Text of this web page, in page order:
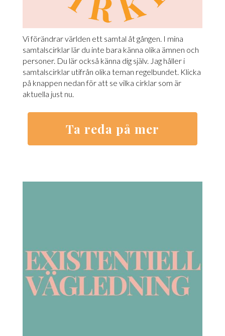
Vi förändrar världen ett samtal åt gången. I mina
samtalscirklar lär du inte bara känna olika ämnen och
personer. Du lär också känna dig själv. Jag håller i
samtalscirklar utifrån olika teman regelbundet. Klicka
på knappen nedan för att se vilka cirklar som är
aktuella just nu.
Ta reda på mer